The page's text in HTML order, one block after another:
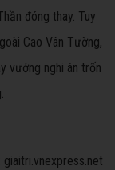
đóng thay. Tuy
Cao Vân Tường,
vướng nghi án trốn
giaitri.vnexpress.net